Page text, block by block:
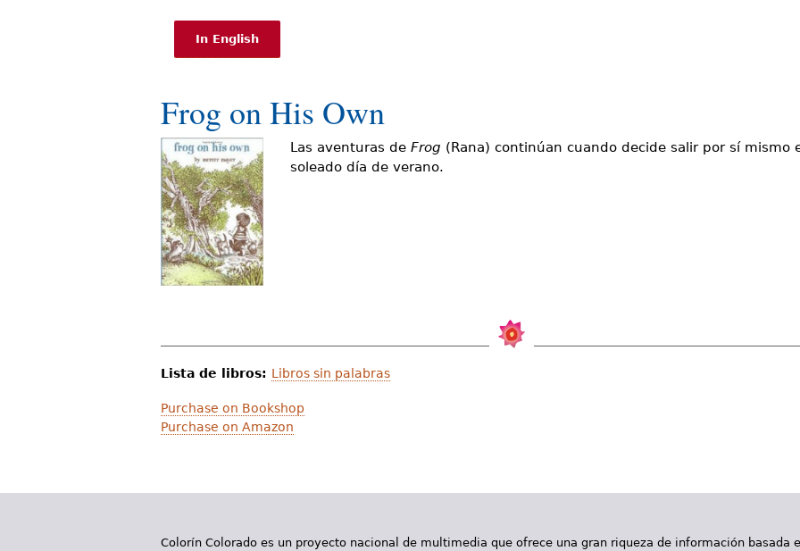
U
t
e
d
e
s
t
á
q
u
í
In English
Frog on His Own
Las aventuras de Frog (Rana) continúan cuando decide salir por sí mismo
soleado día de verano.
Lista de libros: Libros sin palabras
Purchase on Bookshop
Purchase on Amazon
Colorín Colorado es un proyecto nacional de multimedia que ofrece una gran riqueza de información basada